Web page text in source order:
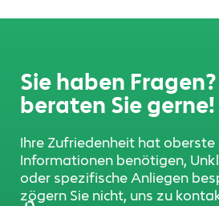
Sonderfälle automatisiert
Sie haben
beraten Sie gerne!
Ihre Zufriedenheit hat oberste
Informationen benötigen,
oder spezifische Anliegen
zögern Sie nicht, uns zu